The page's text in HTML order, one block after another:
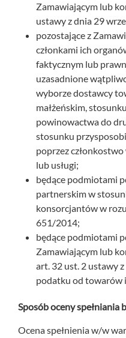
Zamawiającym lub
ustawy z dnia 29
pozostające z
członkami ich
faktycznym lub
uzasadnione
wyborze dostawcy
małżeńskim,
powinowactwa do
stosunku
poprzez
lub usługi;
będące podmiotami
partnerskim w
konsorcjantów w
651/2014;
będące podmiotami
Zamawiającym lub
art. 32 ust. 2 ustawy
podatku od towarów i
Sposób oceny
Ocena spełnienia w/w